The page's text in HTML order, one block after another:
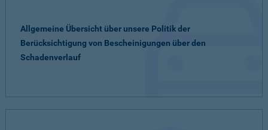
Allgemeine Übersicht über unsere Politik der
Berücksichtigung von Bescheinigungen über den
Schadenverlauf